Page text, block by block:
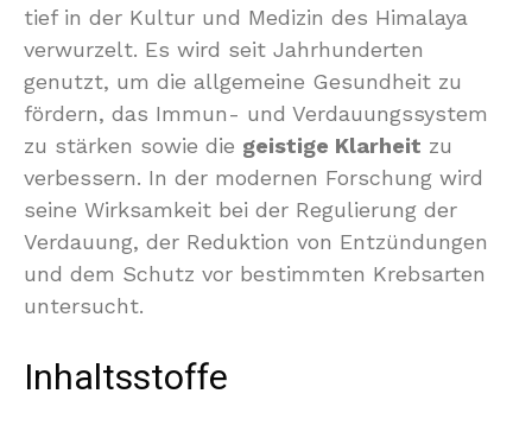
tief in der Kultur und Medizin des Himalaya
verwurzelt. Es wird seit Jahrhunderten
genutzt, um die allgemeine Gesundheit zu
fördern, das Immun- und Verdauungssystem
zu stärken sowie die geistige Klarheit zu
verbessern. In der modernen Forschung wird
seine Wirksamkeit bei der Regulierung der
Verdauung, der Reduktion von Entzündungen
und dem Schutz vor bestimmten Krebsarten
untersucht.
Inhaltsstoffe